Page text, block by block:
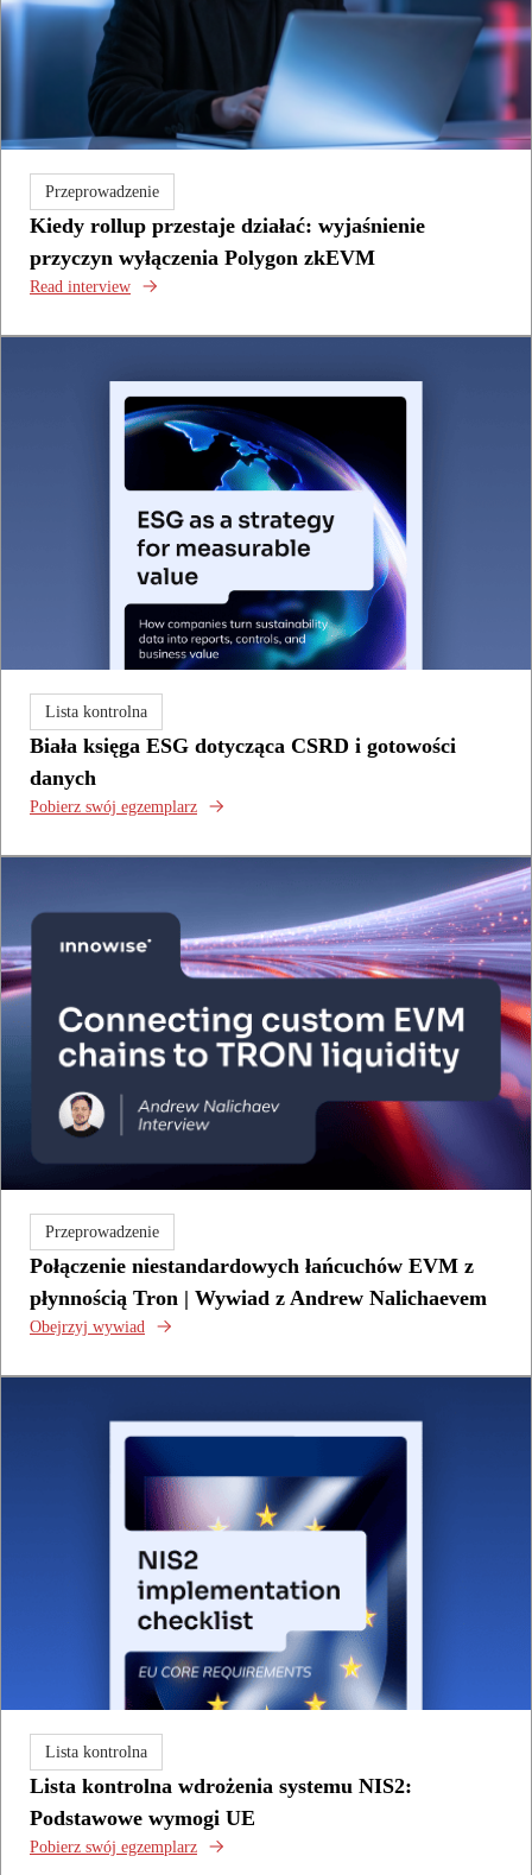
Przeprowadzenie
Kiedy rollup przestaje działać: wyjaśnienie
przyczyn wyłączenia Polygon zkEVM
Read interview
Lista kontrolna
Biała księga ESG dotycząca CSRD i gotowości
danych
Pobierz swój egzemplarz
Przeprowadzenie
Połączenie niestandardowych łańcuchów EVM z
płynnością Tron | Wywiad z Andrew Nalichaevem
Obejrzyj wywiad
Lista kontrolna
Lista kontrolna wdrożenia systemu NIS2:
Podstawowe wymogi UE
Pobierz swój egzemplarz